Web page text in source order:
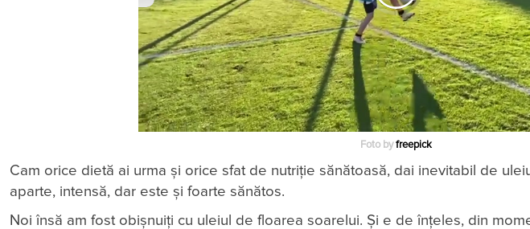
00:00/00:43
Foto byfreepick
Cam orice dietă ai urma și orice sfat de nutriție sănătoasă, dai inevitabil de
aparte, intensă, dar este și foarte sănătos.
Noi însă am fost obișnuiți cu uleiul de floarea soarelui. Și e de înțeles, din